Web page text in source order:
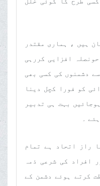
ہیں ، ہماری مقتدر
افزایی کررہی
دشمنوں کی کسی بھی
کو فورا کچل دینا
بہت ہی تدبیر
۔
راز اتحاد ہے تمام
افراد کی شرعی ذمہ
کرتے ہوئے دشمن کے